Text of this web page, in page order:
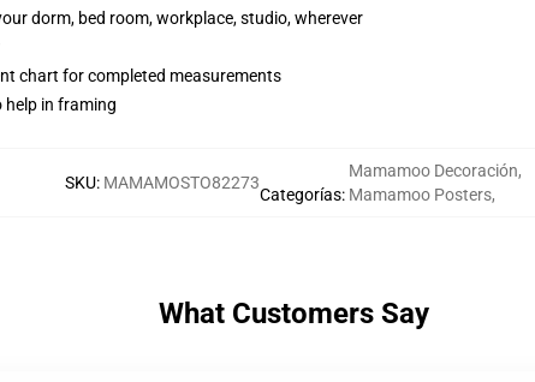
dorm, bed room, workplace, studio, wherever
chart for completed measurements
in framing
SKU: MAMAMOSTO82273
Categorías:
Mamamoo Decoración,
Mamamoo Posters,
What Customers Say